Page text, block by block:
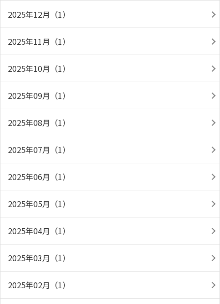
2025年12月（1）
2025年11月（1）
2025年10月（1）
2025年09月（1）
2025年08月（1）
2025年07月（1）
2025年06月（1）
2025年05月（1）
2025年04月（1）
2025年03月（1）
2025年02月（1）